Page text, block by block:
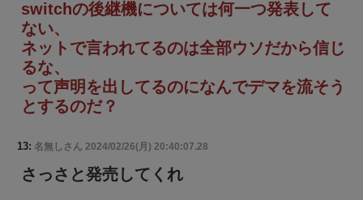
switchの後継機については何一つ発表して
ない、
ネットで言われてるのは全部ウソだから信じ
るな、
って声明を出してるのになんでデマを流そう
とするのだ？
13: 名無しさん 2024/02/26(月) 20:40:07.28
さっさと発売してくれ